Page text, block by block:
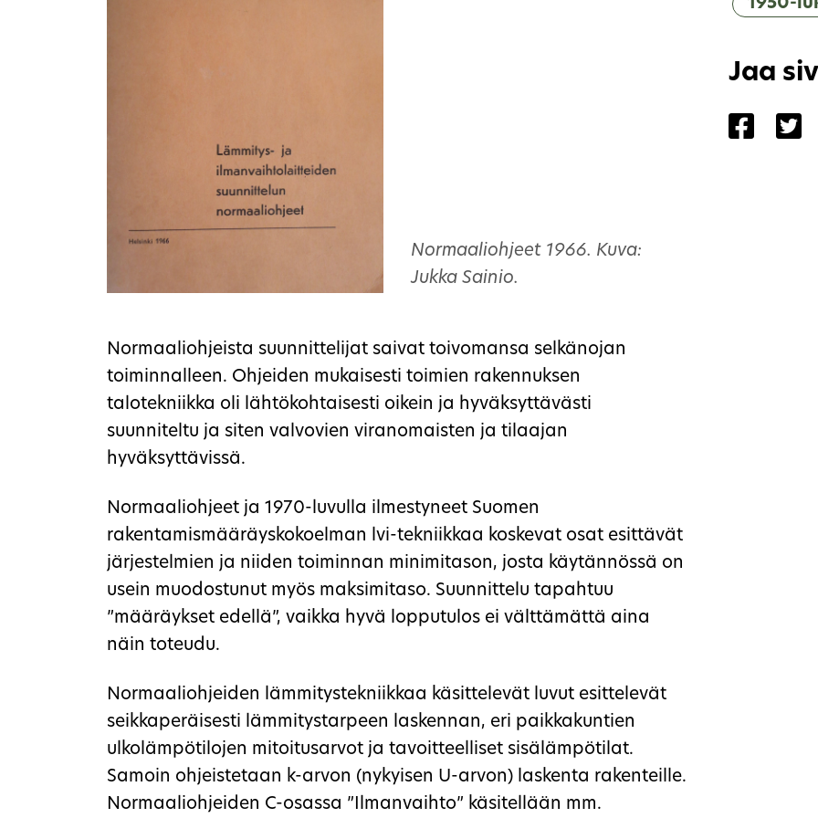
Normaaliohjeet 1966. Kuva:
Jukka Sainio.
Normaaliohjeista suunnittelijat saivat toivomansa selkänojan
toiminnalleen. Ohjeiden mukaisesti toimien rakennuksen
talotekniikka oli lähtökohtaisesti oikein ja hyväksyttävästi
suunniteltu ja siten valvovien viranomaisten ja tilaajan
hyväksyttävissä.
Normaaliohjeet ja 1970-luvulla ilmestyneet Suomen
rakentamismääräyskokoelman lvi-tekniikkaa koskevat osat esittävät
järjestelmien ja niiden toiminnan minimitason, josta käytännössä on
usein muodostunut myös maksimitaso. Suunnittelu tapahtuu
”määräykset edellä”, vaikka hyvä lopputulos ei välttämättä aina
näin toteudu.
Normaaliohjeiden lämmitystekniikkaa käsittelevät luvut esittelevät
seikkaperäisesti lämmitystarpeen laskennan, eri paikkakuntien
ulkolämpötilojen mitoitusarvot ja tavoitteelliset sisälämpötilat.
Samoin ohjeistetaan k-arvon (nykyisen U-arvon) laskenta rakenteille.
Normaaliohjeiden C-osassa ”Ilmanvaihto” käsitellään mm.
1950-
Jaa
Jaa